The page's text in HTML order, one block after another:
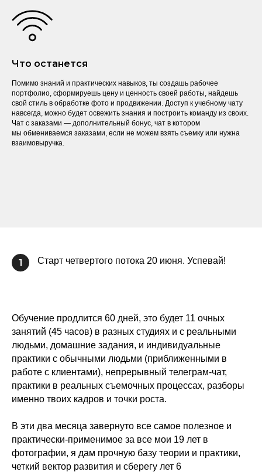
Что останется
Помимо знаний и практических навыков, ты создашь рабочее
портфолио, сформируешь цену и ценность своей работы, найдешь
свой стиль в обработке фото и продвижении. Доступ к учебному чату
навсегда, можно будет освежить знания и построить команду из своих.
Чат с заказами — дополнительный бонус, чат в котором
мы обмениваемся заказами, если не можем взять съемку или нужна
взаимовыручка.
1 Старт четвертого потока 20 июня. Успевай!
Обучение продлится 60 дней, это будет 11 очных
занятий (45 часов) в разных студиях и с реальными
людьми, домашние задания, и индивидуальные
практики с обычными людьми (приближенными в
работе с клиентами), непрерывный телеграм-чат,
практики в реальных съемочных процессах, разборы
именно твоих кадров и точки роста.
В эти два месяца завернуто все самое полезное и
практически-применимое за все мои 19 лет в
фотографии, я дам прочную базу теории и практики,
четкий вектор развития и сберегу лет 6